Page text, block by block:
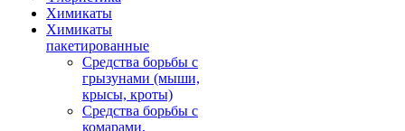
Химикаты
Химикаты
пакетированные
Средства борьбы с
грызунами (мыши,
крысы, кроты)
Средства борьбы с
комарами,